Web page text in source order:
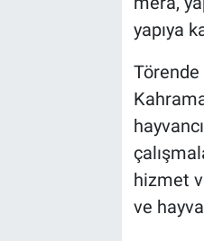
yapıya
hizmet
ve